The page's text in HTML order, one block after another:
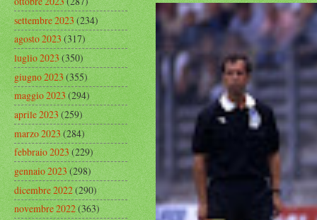
settembre 2023(234)
agosto 2023(317)
luglio 2023(350)
giugno 2023(355)
maggio 2023(294)
aprile 2023(259)
marzo 2023(284)
febbraio 2023(229)
gennaio 2023(298)
dicembre 2022(290)
novembre 2022(363)